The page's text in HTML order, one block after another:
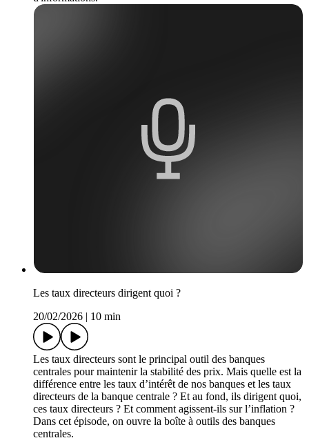
Les taux directeurs dirigent quoi ?
20/02/2026 | 10 min
Les taux directeurs sont le principal outil des banques
centrales pour maintenir la stabilité des prix. Mais quelle est la
différence entre les taux d’intérêt de nos banques et les taux
directeurs de la banque centrale ? Et au fond, ils dirigent quoi,
ces taux directeurs ? Et comment agissent-ils sur l’inflation ?
Dans cet épisode, on ouvre la boîte à outils des banques
centrales.